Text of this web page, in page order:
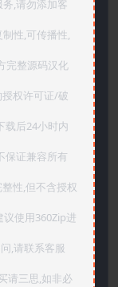
,请勿添加客
性,可传播性,
完整源码汉化
权许可证/破
载后24小时内
保证兼容所有
性,但不含授权
使用360Zip进
,请联系客服
请三思,如非必